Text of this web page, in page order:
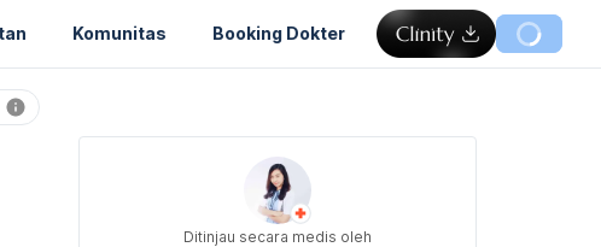
Komunitas Booking Dokter
Ditinjau secara medis oleh